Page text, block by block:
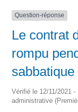
Question-réponse
Le contrat
rompu
sabbatique
Vérifié le 12/11/2021
administrative